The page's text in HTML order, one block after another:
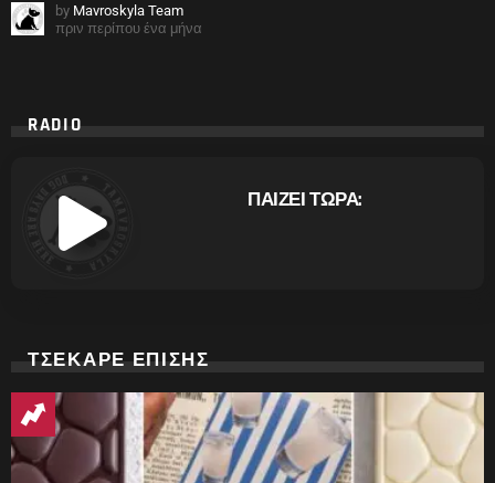
by Mavroskyla Team
πριν περίπου ένα μήνα
RADIO
ΠΑΙΖΕΙ ΤΩΡΑ:
ΤΣΕΚΑΡΕ ΕΠΙΣΗΣ